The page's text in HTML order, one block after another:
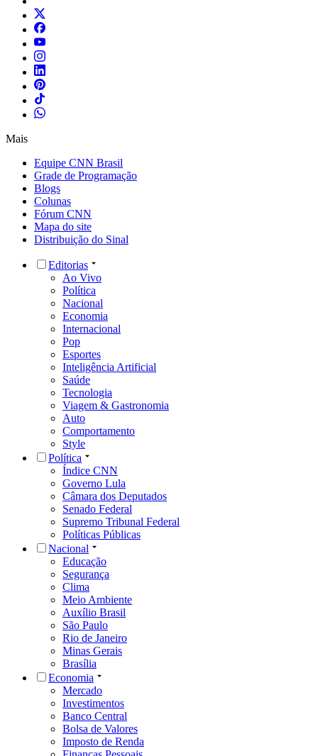
Mais
Equipe CNN Brasil
Grade de Programação
Blogs
Colunas
Fórum CNN
Mapa do site
Distribuição do Sinal
Editorias
Ao Vivo
Política
Nacional
Economia
Internacional
Pop
Esportes
Inteligência Artificial
Saúde
Tecnologia
Viagem & Gastronomia
Auto
Comportamento
Style
Política
Índice CNN
Governo Lula
Câmara dos Deputados
Senado Federal
Supremo Tribunal Federal
Políticas Públicas
Nacional
Educação
Segurança
Clima
Meio Ambiente
Auxílio Brasil
São Paulo
Rio de Janeiro
Minas Gerais
Brasília
Economia
Mercado
Investimentos
Banco Central
Bolsa de Valores
Imposto de Renda